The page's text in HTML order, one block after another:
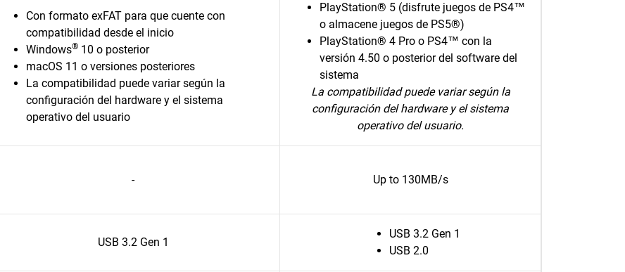
Con formato exFAT para que cuente con
compatibilidad desde el inicio
Windows® 10 o posterior
macOS 11 o versiones posteriores
La compatibilidad puede variar según la
configuración del hardware y el sistema
operativo del usuario
PlayStation® 5 (disfrute juegos de PS4™
o almacene juegos de PS5®)
PlayStation® 4 Pro o PS4™ con la
versión 4.50 o posterior del software del
sistema
La compatibilidad puede variar según la
configuración del hardware y el sistema
operativo del usuario.
- Up to 130MB/s
USB 3.2 Gen 1
USB 3.2 Gen 1
USB 2.0